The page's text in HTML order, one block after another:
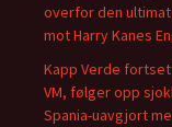
overfor den
mot Harry Kanes
Kapp Verde
VM, følger opp
Spania-uavgjort